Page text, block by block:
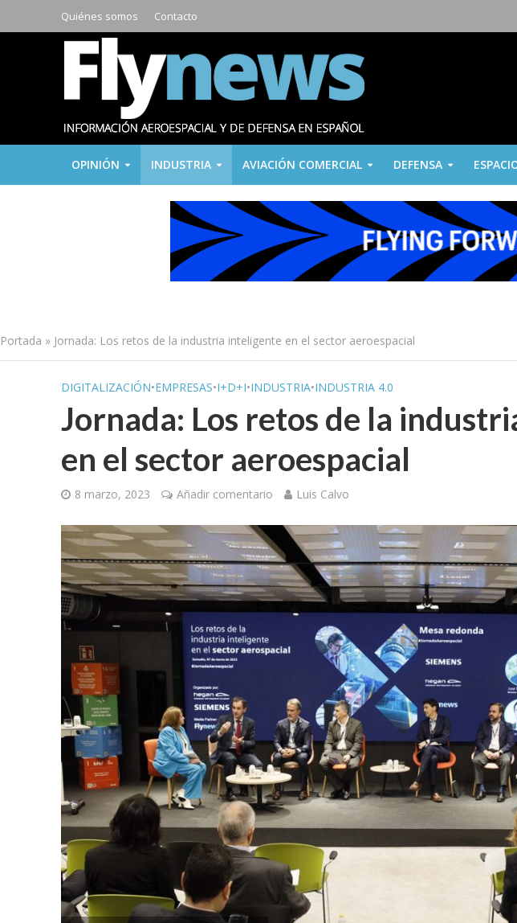
Quiénes somos Contacto
OPINIÓN INDUSTRIA AVIACIÓN COMERCIAL DEFENSA
Portada » Jornada: Los retos de la industria inteligente en el sector aeroespacial
DIGITALIZACIÓN•EMPRESAS•I+D+I•INDUSTRIA•INDUSTRIA 4.0
Jornada: Los retos de la
en el sector aeroespacial
8 marzo, 2023 Añadir comentario Luis Calvo